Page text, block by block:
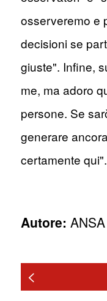
osserveremo e
decisioni se
giuste". Infine,
me, ma adoro
persone. Se
generare
certamente qui".
Autore: ANSA